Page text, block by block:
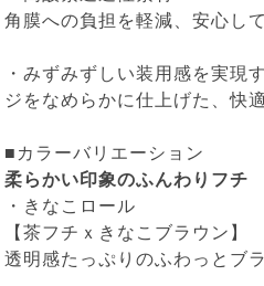
角膜への負担を軽減、安心し
・みずみずしい装用感を実現
ジをなめらかに仕上げた、快
■カラーバリエーション
柔らかい印象のふんわりフチ
・ きなこロール
【茶フチｘきなこブラウン】
透明感たっぷりのふわっとブ